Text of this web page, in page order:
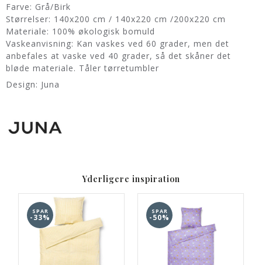
Farve: Grå/Birk
Størrelser: 140x200 cm / 140x220 cm /200x220 cm
Materiale: 100% økologisk bomuld
Vaskeanvisning: Kan vaskes ved 60 grader, men det
anbefales at vaske ved 40 grader, så det skåner det
bløde materiale. Tåler tørretumbler
Design: Juna
Yderligere inspiration
SPAR
-33%
SPAR
-50%